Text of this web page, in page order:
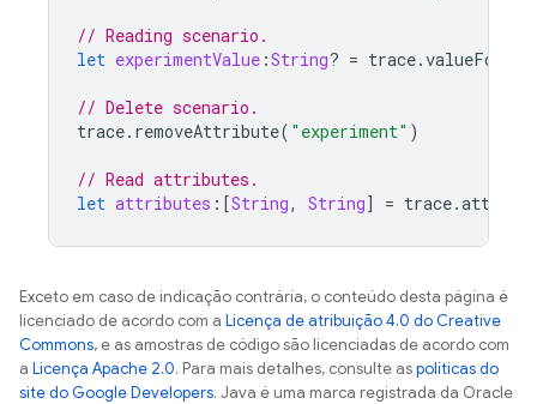
// Reading scenario.
let experimentValue :String? = trace.
// Delete scenario.
trace. removeAttribute( "experiment" )
// Read attributes.
let attributes :[String, String] = trace.
Exceto em caso de indicação contrária, o conteúdo desta página é
licenciado de acordo com a Licença de atribuição 4.0 do Creative
Commons, e as amostras de código são licenciadas de acordo com
a Licença Apache 2.0. Para mais detalhes, consulte aspolíticas do
site do Google Developers. Java é uma marca registrada da Oracle